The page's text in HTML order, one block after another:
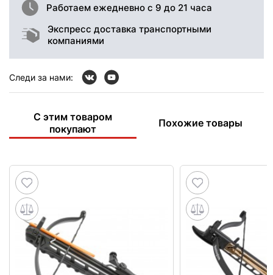
Работаем ежедневно с 9 до 21 часа
Экспресс доставка транспортными
компаниями
Следи за нами:
С этим товаром
покупают
Похожие товары